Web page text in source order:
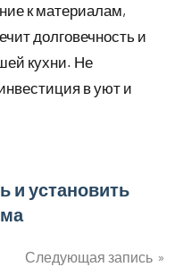
к материалам,
долговечность и
кухни. Не
в уют и
и установить
Следующая запись